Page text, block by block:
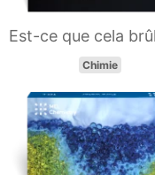
Est-ce que cela
Chimie